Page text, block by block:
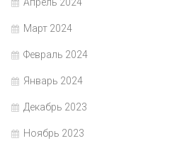
Апрель 2024
Март 2024
Февраль 2024
Январь 2024
Декабрь 2023
Ноябрь 2023